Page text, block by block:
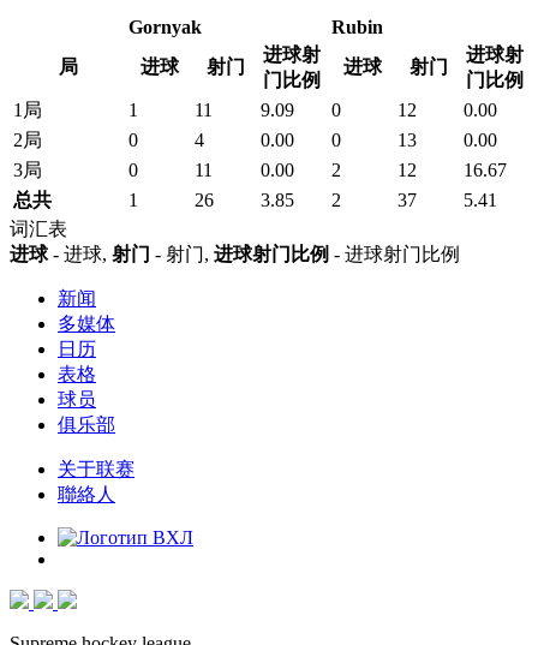
Gornyak
Rubin
局
进球 射门
进球射
门比例
进球 射门
进球射
门比例
1局
1 11 9.09 0 12
0.00
2局
0 4 0.00 0 13
0.00
3局
0 11 0.00 2 12
16.67
总共
1 26 3.85 2 37
5.41
词汇表
进球- 进球, 射门 - 射门, 进球射门比例 - 进球射门比例
新闻
多媒体
日历
表格
球员
俱乐部
关于联赛
聯絡人